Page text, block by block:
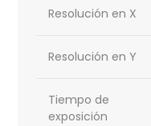
Resolución en X
Resolución en Y
Tiempo de
exposición